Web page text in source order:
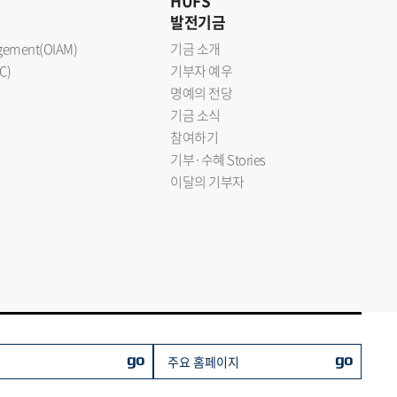
발전기금
기금 소개
기부자 예우
명예의 전당
기금 소식
참여하기
기부·수혜 Stories
이달의 기부자
go 주요 홈페이지 go